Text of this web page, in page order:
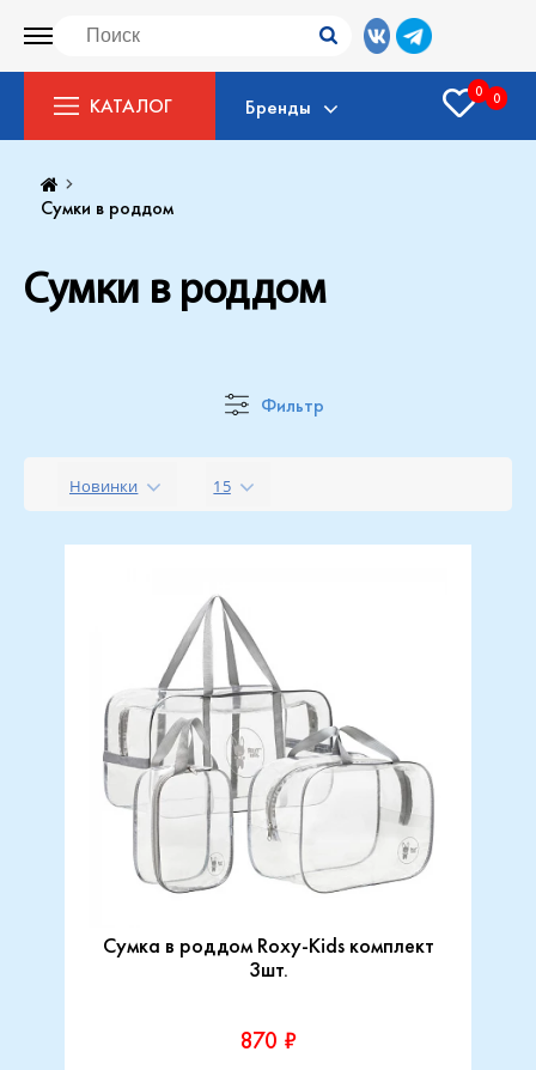
КАТАЛОГ Бренды
0 0
Сумки в роддом
Сумки в роддом
Фильтр
Новинки 15
Сумка в роддом Roxy-Kids комплект
3шт.
870 ₽